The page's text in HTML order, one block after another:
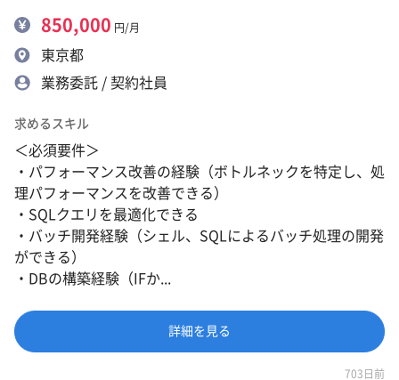
850,000 円/月
東京都
業務委託 / 契約社員
求めるスキル
＜必須要件＞
・パフォーマンス改善の経験（ボトルネックを特定し、処
理パフォーマンスを改善できる）
・SQLクエリを最適化できる
・バッチ開発経験（シェル、SQLによるバッチ処理の開発
ができる）
・DBの構築経験（IFか...
詳細を見る
703日前